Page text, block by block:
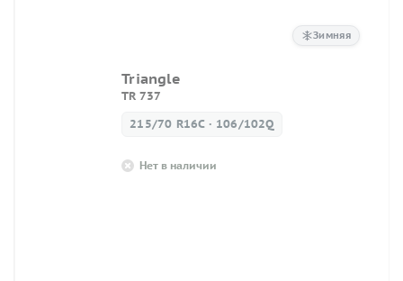
Зимняя
Triangle
TR 737
215/70 R16C · 106/102Q
Нет в наличии